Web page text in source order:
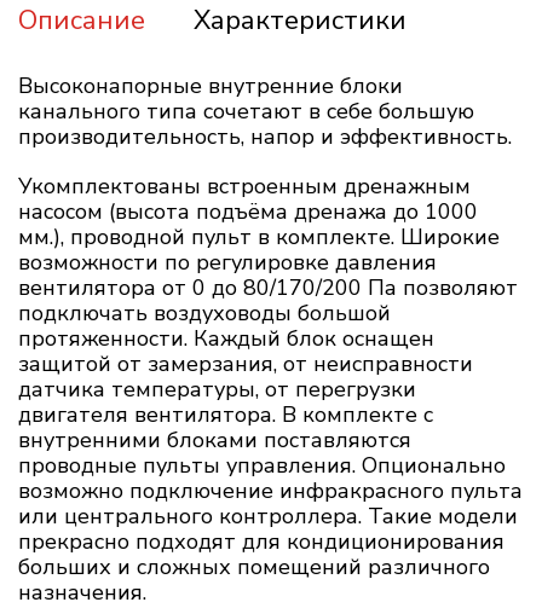
Описание Характеристики
Высоконапорные внутренние блоки
канального типа сочетают в себе большую
производительность, напор и эффективность.
Укомплектованы встроенным дренажным
насосом (высота подъёма дренажа до 1000
мм.), проводной пульт в комплекте. Широкие
возможности по регулировке давления
вентилятора от 0 до 80/170/200 Па позволяют
подключать воздуховоды большой
протяженности. Каждый блок оснащен
защитой от замерзания, от неисправности
датчика температуры, от перегрузки
двигателя вентилятора. В комплекте с
внутренними блоками поставляются
проводные пульты управления. Опционально
возможно подключение инфракрасного пульта
или центрального контроллера. Такие модели
прекрасно подходят для кондиционирования
больших и сложных помещений различного
назначения.